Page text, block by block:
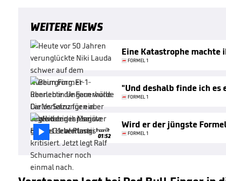
WEITERE NEWS
Eine Katastrophe machte
FORMEL 1
"Und deshalb finde ich
FORMEL 1
 01:52
Wird er der jüngste
FORMEL 1